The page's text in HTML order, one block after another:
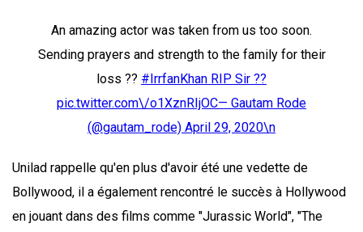
An amazing actor was taken from us too soon.
Sending prayers and strength to the family for their
loss ?? #IrrfanKhan RIP Sir ??
pic.twitter.com\/o1XznRIjOC— Gautam Rode
(@gautam_rode) April 29, 2020\n
Unilad rappelle qu'en plus d'avoir été une vedette de
Bollywood, il a également rencontré le succès à Hollywood
en jouant dans des films comme "Jurassic World", "The